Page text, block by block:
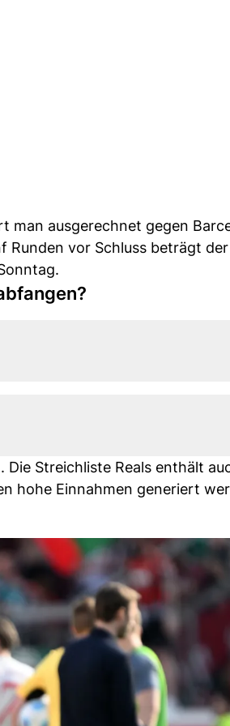
man ausgerechnet gegen
Runden vor Schluss beträgt der
Die Streichliste Reals enthält
hohe Einnahmen generiert